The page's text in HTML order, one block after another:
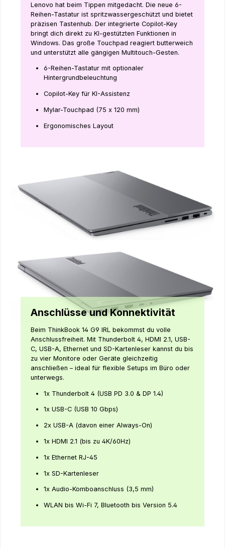
Lenovo hat beim Tippen mitgedacht. Die neue 6-
Reihen-Tastatur ist spritzwassergeschützt und bietet
präzisen Tastenhub. Der integrierte Copilot-Key
bringt dich direkt zu KI-gestützten Funktionen in
Windows. Das große Touchpad reagiert butterweich
und unterstützt alle gängigen Multitouch-Gesten.
6-Reihen-Tastatur mit optionaler
Hintergrundbeleuchtung
Copilot-Key für KI-Assistenz
Mylar-Touchpad (75 x 120 mm)
Ergonomisches Layout
Anschlüsse und Konnektivität
Beim ThinkBook 14 G9 IRL bekommst du volle
Anschlussfreiheit. Mit Thunderbolt 4, HDMI 2.1, USB-
C, USB-A, Ethernet und SD-Kartenleser kannst du bis
zu vier Monitore oder Geräte gleichzeitig
anschließen – ideal für flexible Setups im Büro oder
unterwegs.
1x Thunderbolt 4 (USB PD 3.0 & DP 1.4)
1x USB-C (USB 10 Gbps)
2x USB-A (davon einer Always-On)
1x HDMI 2.1 (bis zu 4K/60Hz)
1x Ethernet RJ-45
1x SD-Kartenleser
1x Audio-Komboanschluss (3,5 mm)
WLAN bis Wi-Fi 7, Bluetooth bis Version 5.4